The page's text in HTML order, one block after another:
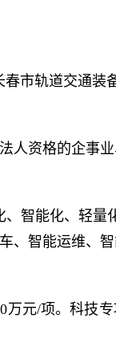
市轨道交通装
人资格的企事业
智能化、轻量
、智能运维、
万元/项。科技